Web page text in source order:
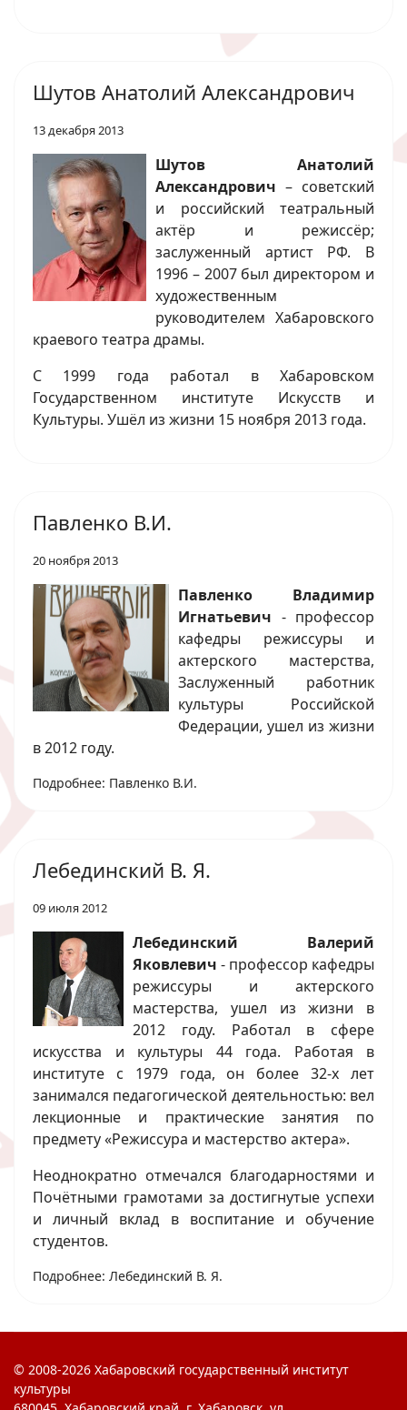
Шутов Анатолий Александрович
13 декабря 2013
Шутов Анатолий
Александрович – советский
и российский театральный
актёр и режиссёр;
заслуженный артист РФ. В
1996 – 2007 был директором и
художественным
руководителем Хабаровского
краевого театра драмы.
С 1999 года работал в Хабаровском
Государственном институте Искусств и
Культуры. Ушёл из жизни 15 ноября 2013 года.
Павленко В.И.
20 ноября 2013
Павленко Владимир
Игнатьевич - профессор
кафедры режиссуры и
актерского мастерства,
Заслуженный работник
культуры Российской
Федерации, ушел из жизни
в 2012 году.
Подробнее: Павленко В.И.
Лебединский В. Я.
09 июля 2012
Лебединский Валерий
Яковлевич - профессор кафедры
режиссуры и актерского
мастерства, ушел из жизни в
2012 году. Работал в сфере
искусства и культуры 44 года. Работая в
институте с 1979 года, он более 32-х лет
занимался педагогической деятельностью: вел
лекционные и практические занятия по
предмету «Режиссура и мастерство актера».
Неоднократно отмечался благодарностями и
Почётными грамотами за достигнутые успехи
и личный вклад в воспитание и обучение
студентов.
Подробнее: Лебединский В. Я.
© 2008-2026 Хабаровский государственный институт
культуры